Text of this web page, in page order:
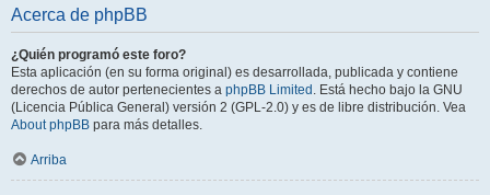
Acerca de phpBB
¿Quién programó este foro?
Esta aplicación (en su forma original) es desarrollada, publicada y contiene
derechos de autor pertenecientes a phpBB Limited . Está hecho bajo la GNU
(Licencia Pública General) versión 2 (GPL-2.0) y es de libre distribución. Vea
About phpBB para más detalles.
Arriba